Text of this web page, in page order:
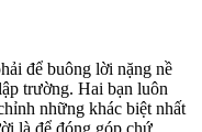
để buông lời nặng nề
trường. Hai bạn luôn
những khác biệt nhất
là để đóng góp chứ